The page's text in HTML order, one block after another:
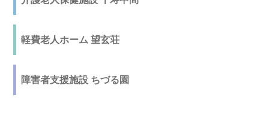
軽費老人ホーム 望玄荘
障害者支援施設 ちづる園